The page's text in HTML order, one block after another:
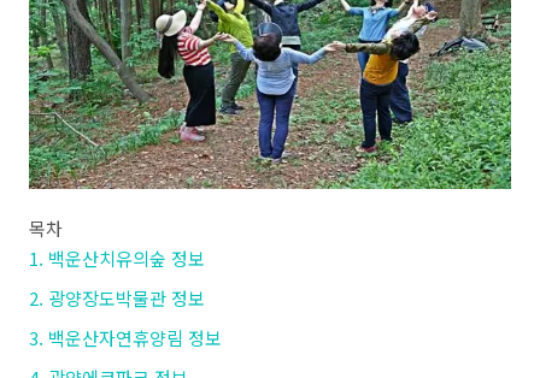
목차
1. 백운산치유의숲 정보
2. 광양장도박물관 정보
3. 백운산자연휴양림 정보